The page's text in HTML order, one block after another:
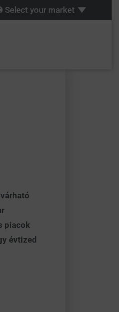
Select your market
piacok
évtized